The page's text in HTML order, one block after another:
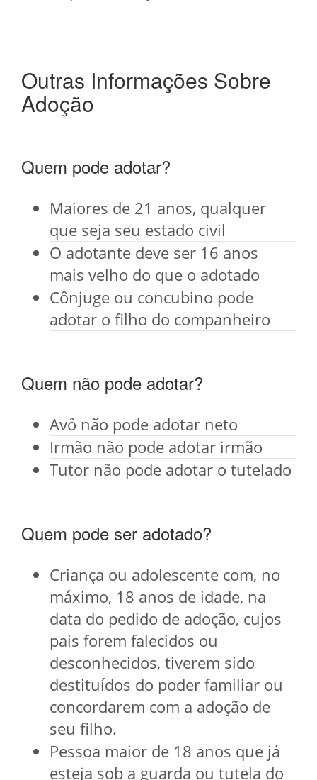
Outras Informações Sobre
Adoção
Quem pode adotar?
Maiores de 21 anos, qualquer
que seja seu estado civil
O adotante deve ser 16 anos
mais velho do que o adotado
Cônjuge ou concubino pode
adotar o filho do companheiro
Quem não pode adotar?
Avô não pode adotar neto
Irmão não pode adotar irmão
Tutor não pode adotar o tutelado
Quem pode ser adotado?
Criança ou adolescente com, no
máximo, 18 anos de idade, na
data do pedido de adoção, cujos
pais forem falecidos ou
desconhecidos, tiverem sido
destituídos do poder familiar ou
concordarem com a adoção de
seu filho.
Pessoa maior de 18 anos que já
esteja sob a guarda ou tutela do